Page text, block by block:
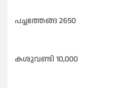
പച്ചത്തേങ്ങ 2650
കശുവണ്ടി 10,000